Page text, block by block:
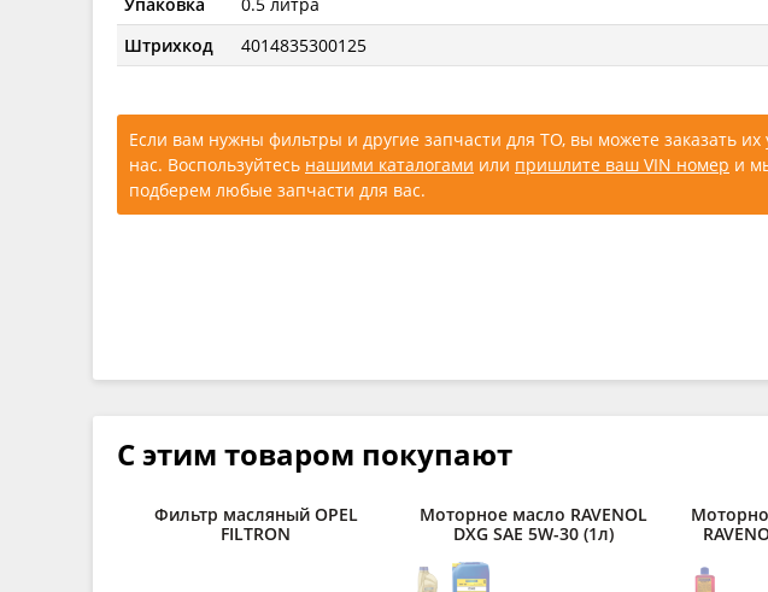
Штрихкод
4014835300125
Если вам нужны фильтры и другие запчасти для ТО, вы можете заказать их
нас. Воспользуйтесь нашими каталогами или пришлите ваш VIN номер и
подберем любые запчасти для вас.
С этим товаром покупают
Фильтр масляный OPEL
FILTRON
Моторное масло RAVENOL
DXG SAE 5W-30 (1л)